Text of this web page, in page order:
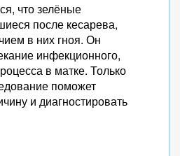
что зелёные
после кесарева,
в них гноя. Он
инфекционного,
в матке. Только
поможет
и диагностировать